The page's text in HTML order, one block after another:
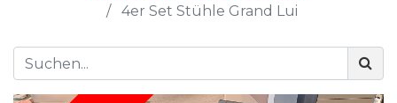
4er Set Stühle Grand Lui